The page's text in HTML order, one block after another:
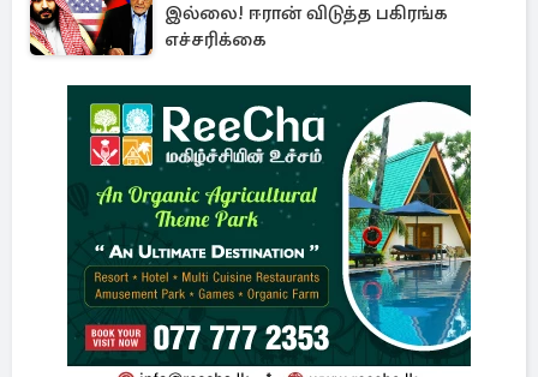
இல்லை! ஈரான் விடுத்த பகிரங்க
எச்சரிக்கை